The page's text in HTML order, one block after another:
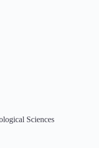
Sciences